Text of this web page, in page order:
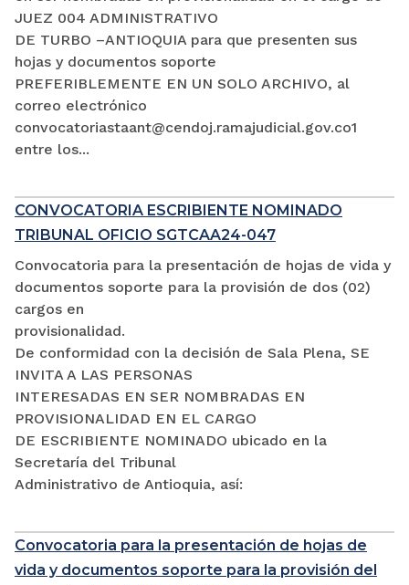
JUEZ 004 ADMINISTRATIVO
DE TURBO –ANTIOQUIA para que presenten sus
hojas y documentos soporte
PREFERIBLEMENTE EN UN SOLO ARCHIVO, al
correo electrónico
convocatoriastaant@cendoj.ramajudicial.gov.co1
entre los...
CONVOCATORIA ESCRIBIENTE NOMINADO
TRIBUNAL OFICIO SGTCAA24-047
Convocatoria para la presentación de hojas de vida y
documentos soporte para la provisión de dos (02)
cargos en
provisionalidad.
De conformidad con la decisión de Sala Plena, SE
INVITA A LAS PERSONAS
INTERESADAS EN SER NOMBRADAS EN
PROVISIONALIDAD EN EL CARGO
DE ESCRIBIENTE NOMINADO ubicado en la
Secretaría del Tribunal
Administrativo de Antioquia, así:
Convocatoria para la presentación de hojas de
vida y documentos soporte para la provisión del